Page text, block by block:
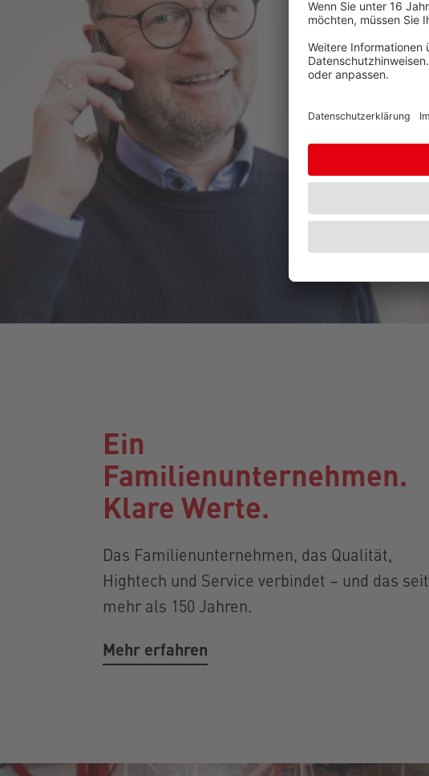
Ein
Familienunternehmen.
Klare Werte.
Das Familienunternehmen, das Qualität,
Hightech und Service verbindet – und das seit
mehr als 150 Jahren.
Mehr erfahren